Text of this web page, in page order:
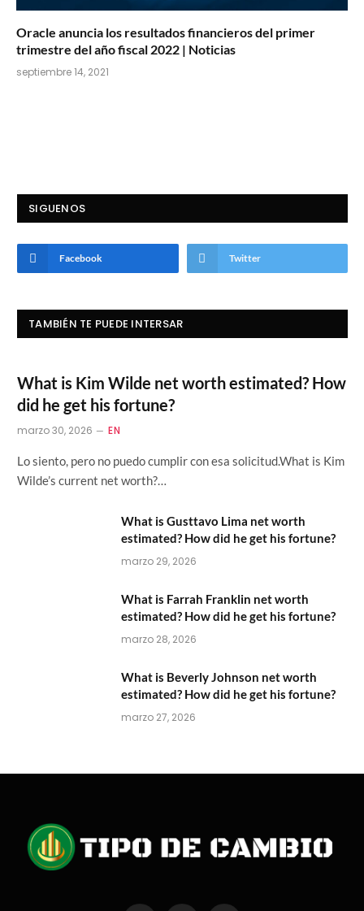
Oracle anuncia los resultados financieros del primer
trimestre del año fiscal 2022 | Noticias
septiembre 14, 2021
SIGUENOS
Facebook Twitter
TAMBIÉN TE PUEDE INTERSAR
What is Kim Wilde net worth estimated? How
did he get his fortune?
marzo 30, 2026 EN
Lo siento, pero no puedo cumplir con esa solicitud.What is Kim
Wilde’s current net worth?…
What is Gusttavo Lima net worth
estimated? How did he get his fortune?
marzo 29, 2026
What is Farrah Franklin net worth
estimated? How did he get his fortune?
marzo 28, 2026
What is Beverly Johnson net worth
estimated? How did he get his fortune?
marzo 27, 2026